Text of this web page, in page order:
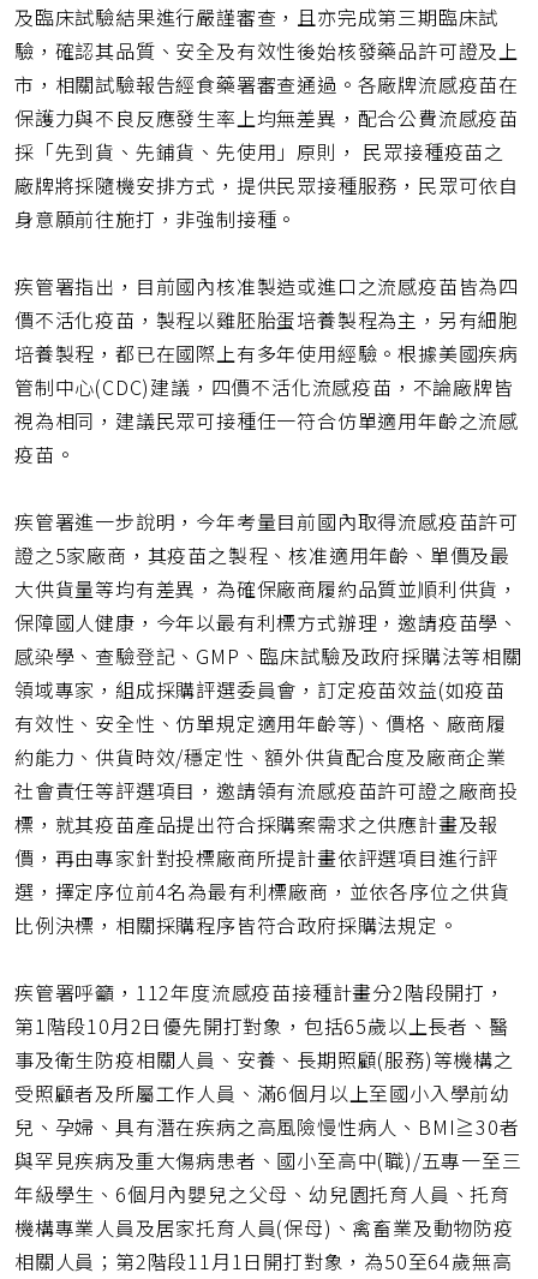
及臨床試驗結果進行嚴謹審查，且亦完成第三期臨床試
驗，確認其品質、安全及有效性後始核發藥品許可證及上
市，相關試驗報告經食藥署審查通過。各廠牌流感疫苗在
保護力與不良反應發生率上均無差異，配合公費流感疫苗
採「先到貨、先鋪貨、先使用」原則， 民眾接種疫苗之
廠牌將採隨機安排方式，提供民眾接種服務，民眾可依自
身意願前往施打，非強制接種。
疾管署指出，目前國內核准製造或進口之流感疫苗皆為四
價不活化疫苗，製程以雞胚胎蛋培養製程為主，另有細胞
培養製程，都已在國際上有多年使用經驗。根據美國疾病
管制中心(CDC)建議，四價不活化流感疫苗，不論廠牌皆
視為相同，建議民眾可接種任一符合仿單適用年齡之流感
疫苗。
疾管署進一步說明，今年考量目前國內取得流感疫苗許可
證之5家廠商，其疫苗之製程、核准適用年齡、單價及最
大供貨量等均有差異，為確保廠商履約品質並順利供貨，
保障國人健康，今年以最有利標方式辦理，邀請疫苗學、
感染學、查驗登記、GMP、臨床試驗及政府採購法等相關
領域專家，組成採購評選委員會，訂定疫苗效益(如疫苗
有效性、安全性、仿單規定適用年齡等)、價格、廠商履
約能力、供貨時效/穩定性、額外供貨配合度及廠商企業
社會責任等評選項目，邀請領有流感疫苗許可證之廠商投
標，就其疫苗產品提出符合採購案需求之供應計畫及報
價，再由專家針對投標廠商所提計畫依評選項目進行評
選，擇定序位前4名為最有利標廠商，並依各序位之供貨
比例決標，相關採購程序皆符合政府採購法規定。
疾管署呼籲，112年度流感疫苗接種計畫分2階段開打，
第1階段10月2日優先開打對象，包括65歲以上長者、醫
事及衛生防疫相關人員、安養、長期照顧(服務)等機構之
受照顧者及所屬工作人員、滿6個月以上至國小入學前幼
兒、孕婦、具有潛在疾病之高風險慢性病人、BMI≧30者
與罕見疾病及重大傷病患者、國小至高中(職)/五專一至三
年級學生、6個月內嬰兒之父母、幼兒園托育人員、托育
機構專業人員及居家托育人員(保母)、禽畜業及動物防疫
相關人員；第2階段11月1日開打對象，為50至64歲無高